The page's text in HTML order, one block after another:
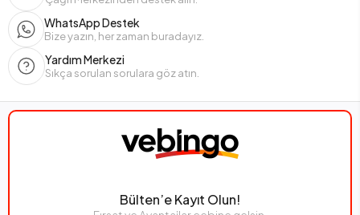
WhatsApp Destek
Bize yazın, her zaman buradayız.
Yardım Merkezi
Sıkça sorulan sorulara göz atın.
Bülten’e Kayıt Olun!